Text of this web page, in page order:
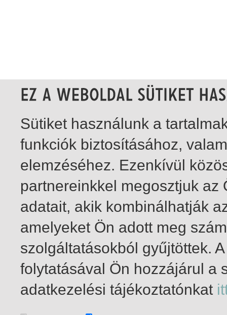
1-10 / insgesamt 10 Treffer
Sütiket használunk a
funkciók biztosításához,
elemzéséhez. Ezenkívül
partnereinkkel megosztjuk
adatait, akik kombinálhatják
amelyeket Ön adott meg
szolgáltatásokból gyűjtöttek.
folytatásával Ön hozzájárul a
adatkezelési tájékoztatónkat